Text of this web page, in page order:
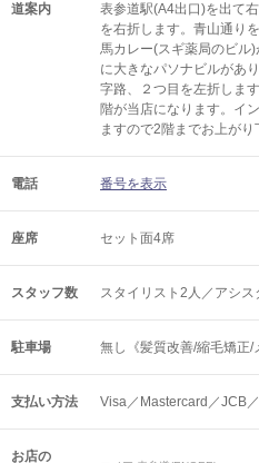
道案内
表参道駅(A4出口)を出て
を右折します。青山通り
馬カレー(スギ薬局のビル
に大きなパソナビルがあ
字路、２つ目を左折しま
階が当店になります。イ
ますので2階までお上が
電話 番号を表示
座席 セット面4席
スタッフ数 スタイリスト2人／アシス
駐車場 無し《髪質改善/縮毛矯正/
支払い方法 Visa／Mastercard／JCB
お店の